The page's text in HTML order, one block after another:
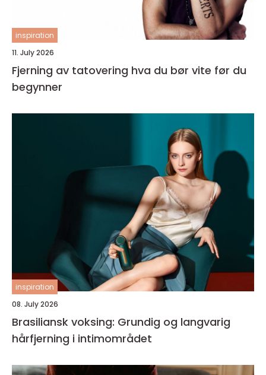
inspiration
11. July 2026
Fjerning av tatovering hva du bør vite før du
begynner
inspiration
08. July 2026
Brasiliansk voksing: Grundig og langvarig
hårfjerning i intimområdet